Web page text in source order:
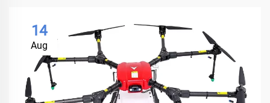
14
Aug